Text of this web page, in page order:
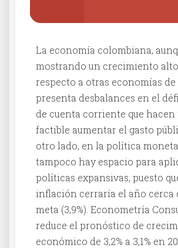
La economía colombiana,
mostrando un crecimiento
respecto a otras economías
presenta desbalances en el
de cuenta corriente que hacen
factible aumentar el gasto
otro lado, en la política
tampoco hay espacio para
políticas expansivas, puesto
inflación cerraría el año cerca
meta (3,9%). Econometría
reduce el pronóstico de
económico de 3,2% a 3,1% en